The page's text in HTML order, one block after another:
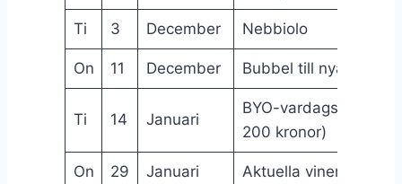
Ti 3 December Nebbiolo
On 11 December Bubbel till nyår
Ti 14 Januari
BYO-vardagsvin (100-
200 kronor)
On 29 Januari Aktuella viner